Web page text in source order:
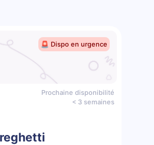
🚨 Dispo en urgence
Prochaine disponibilité
< 3 semaines